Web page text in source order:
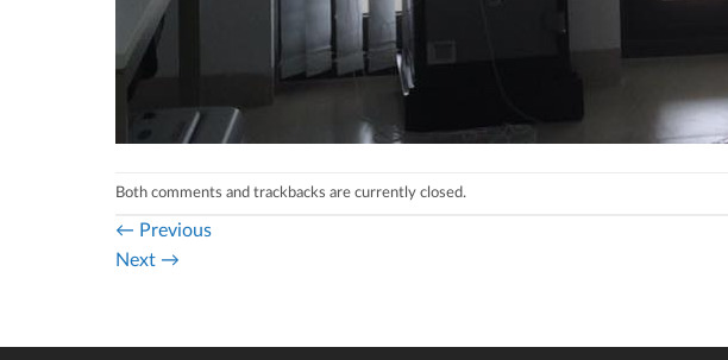
Both comments and trackbacks are currently closed.
← Previous
Next →